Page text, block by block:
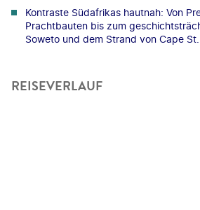
Kontraste Südafrikas hautnah: Von
Prachtbauten bis zum
Soweto und dem Strand von Cape
REISEVERLAUF